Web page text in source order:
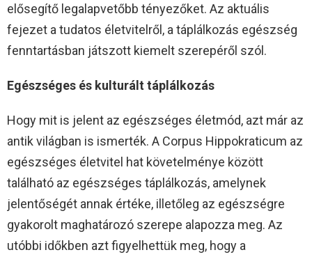
elősegítő legalapvetőbb tényezőket. Az aktuális
fejezet a tudatos életvitelről, a táplálkozás egészség
fenntartásban játszott kiemelt szerepéről szól.
Egészséges és kulturált táplálkozás
Hogy mit is jelent az egészséges életmód, azt már az
antik világban is ismerték. A Corpus Hippokraticum az
egészséges életvitel hat követelménye között
található az egészséges táplálkozás, amelynek
jelentőségét annak értéke, illetőleg az egészségre
gyakorolt maghatározó szerepe alapozza meg. Az
utóbbi időkben azt figyelhettük meg, hogy a